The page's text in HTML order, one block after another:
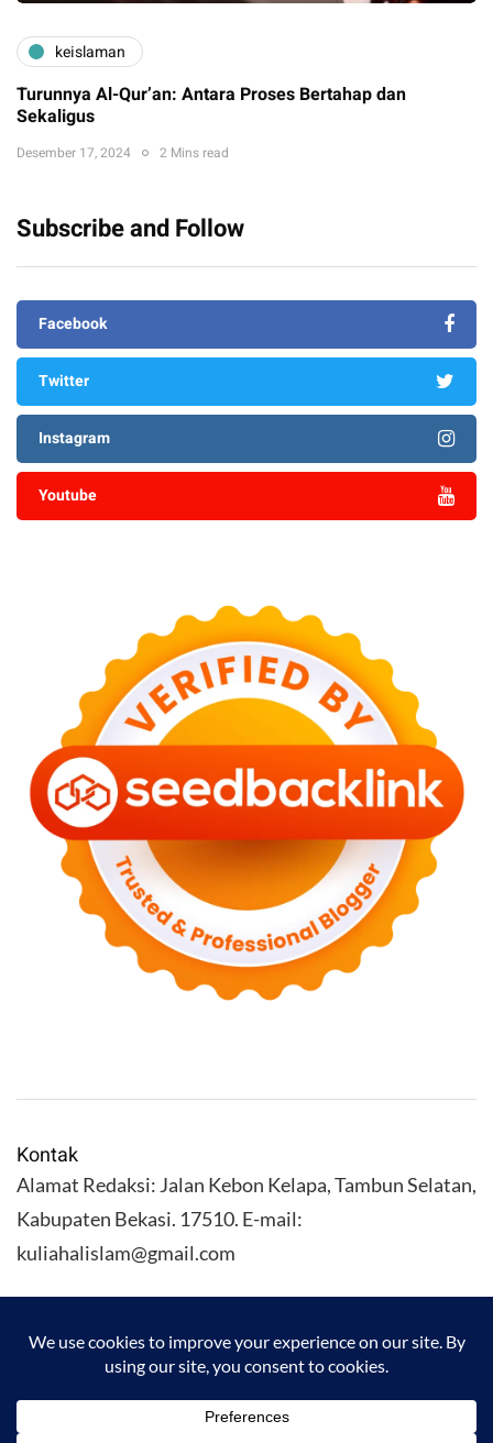
keislaman
Turunnya Al-Qur’an: Antara Proses Bertahap dan
Sekaligus
Desember 17, 2024 2 Mins read
Subscribe and Follow
Facebook
Twitter
Instagram
Youtube
Kontak
Alamat Redaksi: Jalan Kebon Kelapa, Tambun Selatan,
Kabupaten Bekasi. 17510. E-mail:
kuliahalislam@gmail.com
KULIAHALISLAM.COM Copyright (C) 2026